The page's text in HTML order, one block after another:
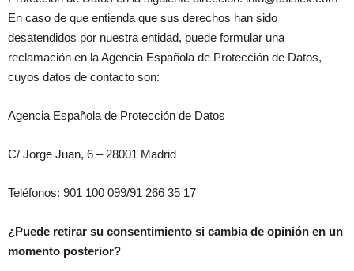
En caso de que entienda que sus derechos han sido
desatendidos por nuestra entidad, puede formular una
reclamación en la Agencia Española de Protección de Datos,
cuyos datos de contacto son:
Agencia Española de Protección de Datos
C/ Jorge Juan, 6 – 28001 Madrid
Teléfonos: 901 100 099/91 266 35 17
¿Puede retirar su consentimiento si cambia de opinión en un
momento posterior?